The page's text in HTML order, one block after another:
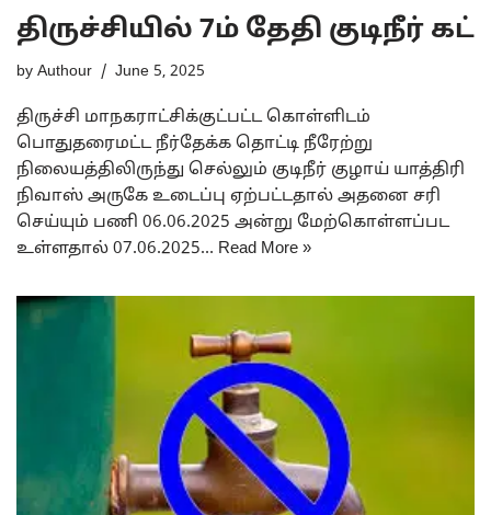
திருச்சியில் 7ம் தேதி குடிநீர் கட்
by Authour June 5, 2025
திருச்சி மாநகராட்சிக்குட்பட்ட கொள்ளிடம்
பொதுதரைமட்ட நீர்தேக்க தொட்டி நீரேற்று
நிலையத்திலிருந்து செல்லும் குடிநீர் குழாய் யாத்திரி
நிவாஸ் அருகே உடைப்பு ஏற்பட்டதால் அதனை சரி
செய்யும் பணி 06.06.2025 அன்று மேற்கொள்ளப்பட
உள்ளதால் 07.06.2025… Read More »